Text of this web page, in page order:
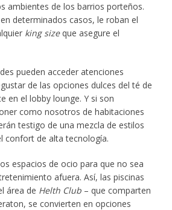
ambientes de los barrios porteños.
determinados casos, le roban el
king sizeque asegure el
pueden acceder atenciones
de las opciones dulces del té de
en el lobby lounge. Y si son
como nosotros de habitaciones
testigo de una mezcla de estilos
confort de alta tecnología.
espacios de ocio para que no sea
afuera. Así, las piscinas
área de Helth Club – que comparten
se convierten en opciones